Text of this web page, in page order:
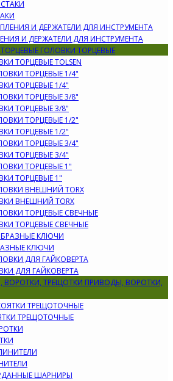
И ДЕРЖАТЕЛИ ДЛЯ ИНСТРУМЕНТА
ГОЛОВКИ ТОРЦЕВЫЕ
ТОРЦЕВЫЕ TOLSEN
ТОРЦЕВЫЕ 1/4"
ТОРЦЕВЫЕ 3/8"
ТОРЦЕВЫЕ 1/2"
ТОРЦЕВЫЕ 3/4"
ТОРЦЕВЫЕ 1"
ВНЕШНИЙ TORX
ТОРЦЕВЫЕ СВЕЧНЫЕ
КЛЮЧИ
ДЛЯ ГАЙКОВЕРТА
ПРИВОДЫ, ВОРОТКИ,
ТРЕЩОТОЧНЫЕ